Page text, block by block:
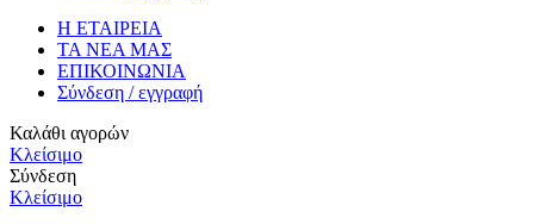
Η ΕΤΑΙΡΕΙΑ
ΤΑ ΝΕΑ ΜΑΣ
ΕΠΙΚΟΙΝΩΝΙΑ
Σύνδεση / εγγραφή
Καλάθι αγορών
Κλείσιμο
Σύνδεση
Κλείσιμο